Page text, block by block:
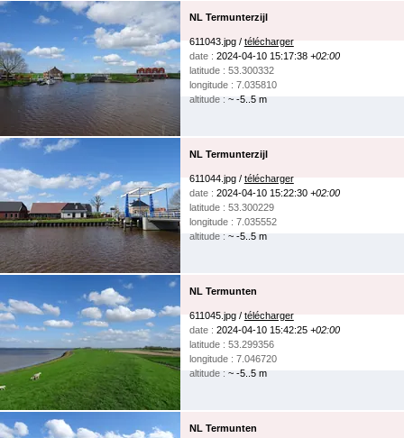
NL Termunterzijl
611043.jpg / télécharger
date : 2024-04-10 15:17:38 +02:00
latitude : 53.300332
longitude : 7.035810
altitude :~ -5..5 m
NL Termunterzijl
611044.jpg / télécharger
date : 2024-04-10 15:22:30 +02:00
latitude : 53.300229
longitude : 7.035552
altitude :~ -5..5 m
NL Termunten
611045.jpg / télécharger
date : 2024-04-10 15:42:25 +02:00
latitude : 53.299356
longitude : 7.046720
altitude :~ -5..5 m
NL Termunten